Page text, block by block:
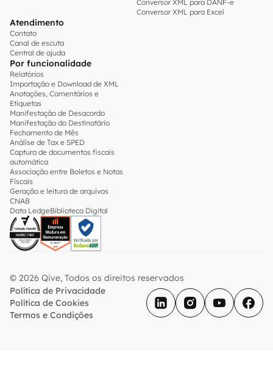
Conversor XML para DANF-e
Conversor XML para Excel
Atendimento
Contato
Canal de escuta
Central de ajuda
Por funcionalidade
Relatórios
Importação e Download de XML
Anotações, Comentários e
Etiquetas
Manifestação de Desacordo
Manifestação do Destinatário
Fechamento de Mês
Análise de Tax e SPED
Captura de documentos fiscais
automática
Associação entre Boletos e Notas
Fiscais
Geração e leitura de arquivos
CNAB
Data LedgeBiblioteca Digital
© 2026 Qive, Todos os direitos reservados
Política de Privacidade
Política de Cookies
Termos e Condições